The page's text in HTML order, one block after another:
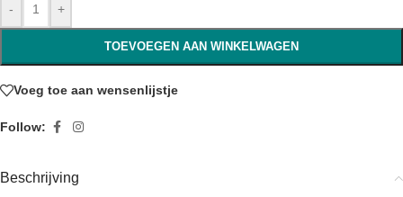
- +
TOEVOEGEN AAN WINKELWAGEN
Voeg toe aan wensenlijstje
Follow:
Beschrijving